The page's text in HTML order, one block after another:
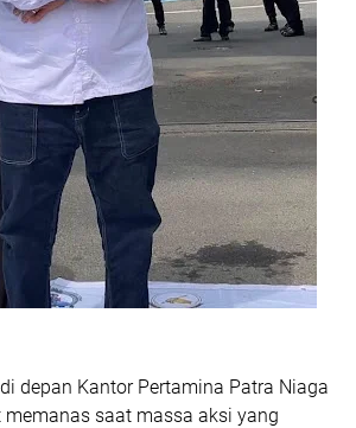
depan Kantor Pertamina Patra Niaga
memanas saat massa aksi yang